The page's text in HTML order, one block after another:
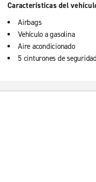
Características del
Airbags
Vehículo a gasolina
Aire acondicionado
5 cinturones de seguridad